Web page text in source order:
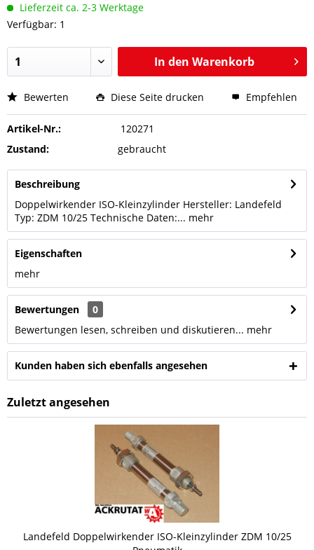
Lieferzeit ca. 2-3 Werktage
Verfügbar: 1
In den Warenkorb
Bewerten Diese Seite drucken Empfehlen
Artikel-Nr.:
120271
Zustand:
gebraucht
Beschreibung
Doppelwirkender ISO-Kleinzylinder Hersteller: Landefeld
Typ: ZDM 10/25 Technische Daten:... mehr
Eigenschaften
mehr
Bewertungen
0
Bewertungen lesen, schreiben und diskutieren... mehr
Kunden haben sich ebenfalls angesehen
Zuletzt angesehen
Landefeld Doppelwirkender ISO-Kleinzylinder ZDM 10/25